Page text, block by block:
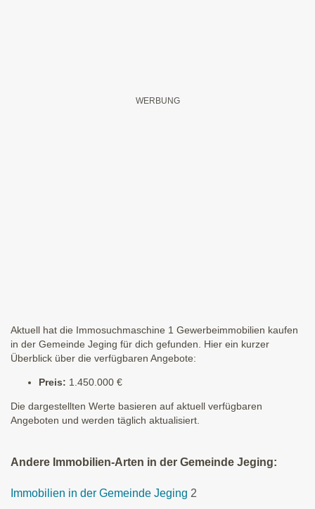
Aktuell hat die Immosuchmaschine 1 Gewerbeimmobilien kaufen
in der Gemeinde Jeging für dich gefunden. Hier ein kurzer
Überblick über die verfügbaren Angebote:
Preis: 1.450.000 €
Die dargestellten Werte basieren auf aktuell verfügbaren
Angeboten und werden täglich aktualisiert.
Andere Immobilien-Arten in der Gemeinde Jeging:
Immobilien in der Gemeinde Jeging 2